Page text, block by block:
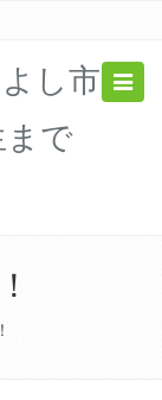
し市
まで